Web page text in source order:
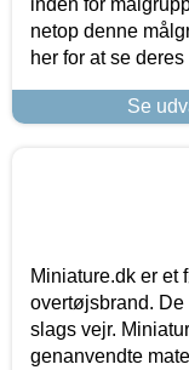
netop denne
her for at se
Se
Miniature.dk er et
overtøjsbrand.
slags vejr.
genanvendte